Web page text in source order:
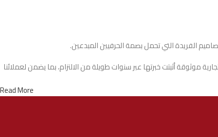
الفريدة التي تحمل بصمة الحرفيين المبدعين.
أثبتت خبرتها عبر سنوات طويلة من الالتزام، بما يضمن لعملائنا
Read More